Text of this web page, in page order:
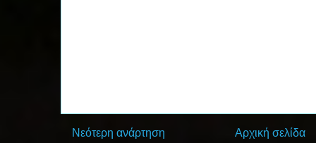
Νεότερη ανάρτηση Αρχική σελίδα